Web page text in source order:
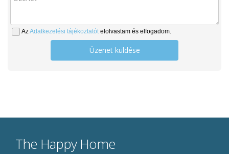
AzAdatkezelési tájékoztatótelolvastam és elfogadom.
Üzenet küldése
The Happy Home